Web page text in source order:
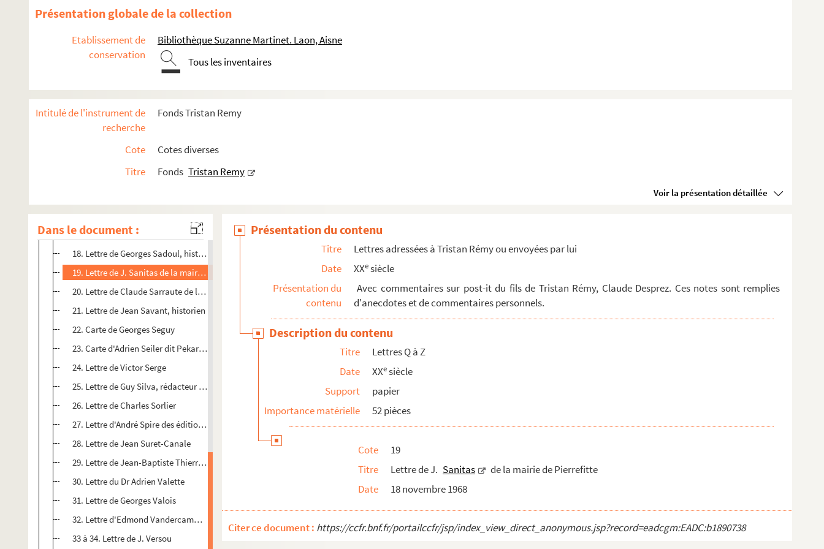
Présentation globale de la collection
Etablissement de
conservation
Bibliothèque Suzanne Martinet. Laon, Aisne
Tous les inventaires
Intitulé de l'instrument de
recherche
Fonds Tristan Remy
Cote
Cotes diverses
Titre
Fonds Tristan Remy
Voir la présentation détaillée
Dans le document :
5. Lettre de Tristan Rémy
6 bis à 7. Articles de presse par Tristan Rémy
8. Affichette "Vente-signature de livres " avec la participation de Tristan Rémy
11. Tract publicitaire des NRF pour l'ouvrage de Tristan Rémy : "Le temps des cerises (la vie de Jean-Ba...
12. Lettre d'Alfred Reth, peintre moderne
15. Lettre de Jacques Robertfrance, secrétaire général des éditions Rieder
16. Lettre de Bari Rolfe
17. Carte de voeux pour 1969 de Christiane et Robert Sabatier
18. Lettre de Georges Sadoul, historien et critique du cinéma
19. Lettre de J. Sanitas de la mairie de Pierrefitte
20. Lettre de Claude Sarraute de la rédaction du Monde à Claude Desprez
21. Lettre de Jean Savant, historien
22. Carte de Georges Seguy
23. Carte d'Adrien Seiler dit Pekari , clown
24. Lettre de Victor Serge
25. Lettre de Guy Silva, rédacteur en chef de l'Humanité
26. Lettre de Charles Sorlier
27. Lettre d'André Spire des éditions sociales
28. Lettre de Jean Suret-Canale
29. Lettre de Jean-Baptiste Thierree, gendre de Charlie Chaplin
30. Lettre du Dr Adrien Valette
31. Lettre de Georges Valois
32. Lettre d'Edmond Vandercammen, poète
33 à 34. Lettre de J. Versou
Présentation du contenu
Titre
Lettres adressées à Tristan Rémy ou envoyées par lui
Date
XXesiècle
Présentation du
contenu
Avec commentaires sur post-it du fils de Tristan Rémy, Claude Desprez. Ces notes sont remplies
d'anecdotes et de commentaires personnels.
Description du contenu
Titre
Lettres Q à Z
Date
XXesiècle
Support
papier
Importance matérielle
52 pièces
Cote
19
Titre
Lettre de J. Sanitas
de la mairie de Pierrefitte
Date
18 novembre 1968
Citer ce document : https://ccfr.bnf.fr/portailccfr/jsp/index_view_direct_anonymous.jsp?record=eadcgm:EADC:b1890738